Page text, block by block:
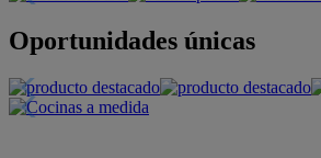
Oportunidades únicas